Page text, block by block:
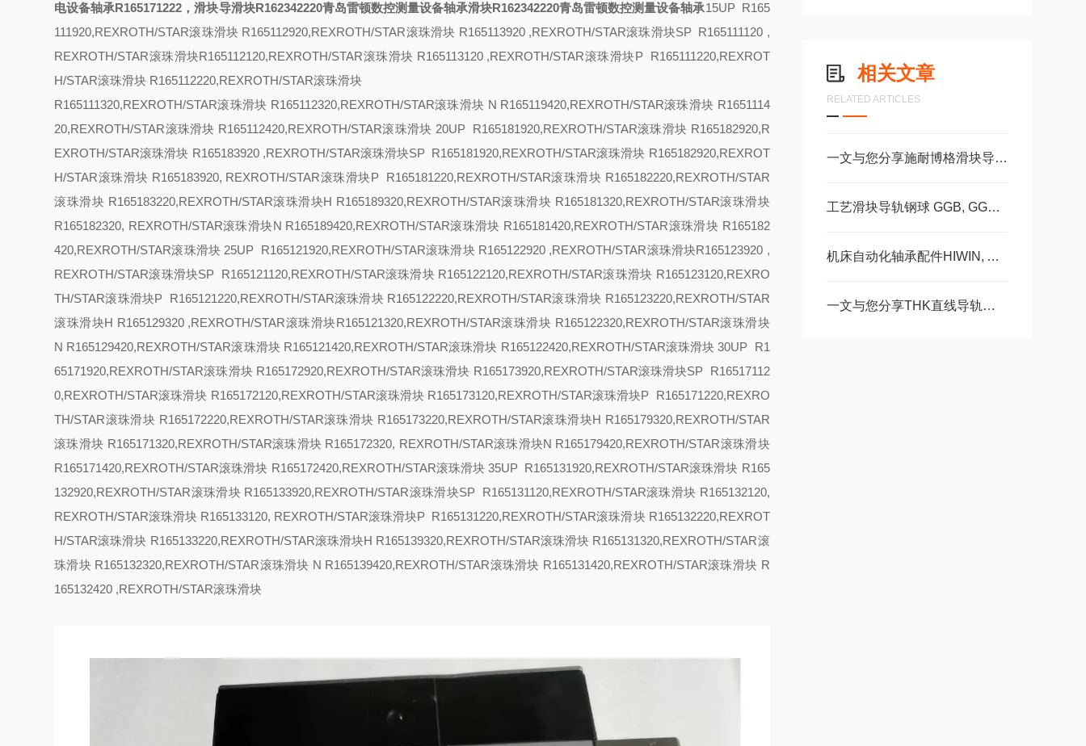
相关文章
RELATED ARTICLES
一文与您分享施耐博格滑块导轨的正确安装方法
工艺滑块导轨钢球 GGB, GGC, GGD滚柱GZBGZD, GZV，GGBC/GZBC
机床自动化轴承配件HIWIN, ABBA, AMT, PMI, TBI滑块导轨丝杠
一文与您分享THK直线导轨滚珠丝杠的常见故障相应解决方法
电设备轴承R165171222，滑块导滑块R162342220青岛雷顿数控测量设备轴承滑块R162342220青岛雷顿数控测量设备轴承15UP R165
111920,REXROTH/STAR滚珠滑块 R165112920,REXROTH/STAR滚珠滑块 R165113920 ,REXROTH/STAR滚珠滑块SP R165111120 ,
REXROTH/STAR滚珠滑块R165112120,REXROTH/STAR滚珠滑块 R165113120 ,REXROTH/STAR滚珠滑块P R165111220,REXROT
H/STAR滚珠滑块 R165112220,REXROTH/STAR滚珠滑块
R165111320,REXROTH/STAR滚珠滑块 R165112320,REXROTH/STAR滚珠滑块 N R165119420,REXROTH/STAR滚珠滑块 R1651114
20,REXROTH/STAR滚珠滑块 R165112420,REXROTH/STAR滚珠滑块 20UP R165181920,REXROTH/STAR滚珠滑块 R165182920,R
EXROTH/STAR滚珠滑块 R165183920 ,REXROTH/STAR滚珠滑块SP R165181920,REXROTH/STAR滚珠滑块 R165182920,REXROT
H/STAR滚珠滑块 R165183920, REXROTH/STAR滚珠滑块P R165181220,REXROTH/STAR滚珠滑块 R165182220,REXROTH/STAR
滚珠滑块 R165183220,REXROTH/STAR滚珠滑块H R165189320,REXROTH/STAR滚珠滑块 R165181320,REXROTH/STAR滚珠滑块
R165182320, REXROTH/STAR滚珠滑块N R165189420,REXROTH/STAR滚珠滑块 R165181420,REXROTH/STAR滚珠滑块 R165182
420,REXROTH/STAR滚珠滑块 25UP R165121920,REXROTH/STAR滚珠滑块 R165122920 ,REXROTH/STAR滚珠滑块R165123920 ,
REXROTH/STAR滚珠滑块SP R165121120,REXROTH/STAR滚珠滑块 R165122120,REXROTH/STAR滚珠滑块 R165123120,REXRO
TH/STAR滚珠滑块P R165121220,REXROTH/STAR滚珠滑块 R165122220,REXROTH/STAR滚珠滑块 R165123220,REXROTH/STAR
滚珠滑块H R165129320 ,REXROTH/STAR滚珠滑块R165121320,REXROTH/STAR滚珠滑块 R165122320,REXROTH/STAR滚珠滑块
N R165129420,REXROTH/STAR滚珠滑块 R165121420,REXROTH/STAR滚珠滑块 R165122420,REXROTH/STAR滚珠滑块30UP R1
65171920,REXROTH/STAR滚珠滑块 R165172920,REXROTH/STAR滚珠滑块 R165173920,REXROTH/STAR滚珠滑块SP R16517112
0,REXROTH/STAR滚珠滑块 R165172120,REXROTH/STAR滚珠滑块 R165173120,REXROTH/STAR滚珠滑块P R165171220,REXRO
TH/STAR滚珠滑块 R165172220,REXROTH/STAR滚珠滑块 R165173220,REXROTH/STAR滚珠滑块H R165179320,REXROTH/STAR
滚珠滑块 R165171320,REXROTH/STAR滚珠滑块 R165172320, REXROTH/STAR滚珠滑块N R165179420,REXROTH/STAR滚珠滑块
R165171420,REXROTH/STAR滚珠滑块 R165172420,REXROTH/STAR滚珠滑块 35UP R165131920,REXROTH/STAR滚珠滑块 R165
132920,REXROTH/STAR滚珠滑块 R165133920,REXROTH/STAR滚珠滑块SP R165131120,REXROTH/STAR滚珠滑块 R165132120,
REXROTH/STAR滚珠滑块 R165133120, REXROTH/STAR滚珠滑块P R165131220,REXROTH/STAR滚珠滑块 R165132220,REXROT
H/STAR滚珠滑块 R165133220,REXROTH/STAR滚珠滑块H R165139320,REXROTH/STAR滚珠滑块 R165131320,REXROTH/STAR滚
珠滑块 R165132320,REXROTH/STAR滚珠滑块 N R165139420,REXROTH/STAR滚珠滑块 R165131420,REXROTH/STAR滚珠滑块 R
165132420 ,REXROTH/STAR滚珠滑块